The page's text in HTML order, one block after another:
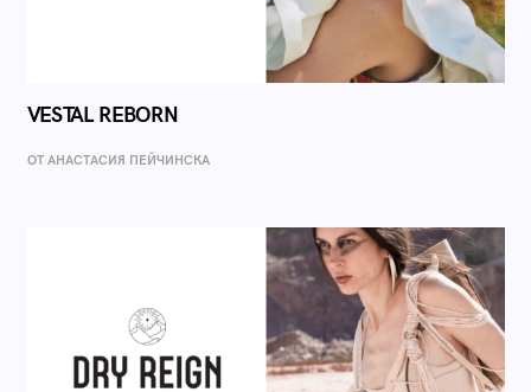
VESTAL REBORN
ОТ AНАСТАСИЯ ПЕЙЧИНСКА